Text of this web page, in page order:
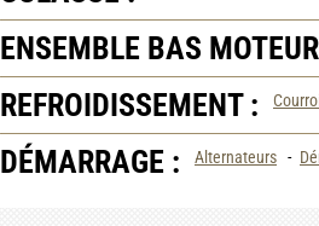
ENSEMBLE BAS
REFROIDISSEMENT :
DÉMARRAGE : Alternateurs -